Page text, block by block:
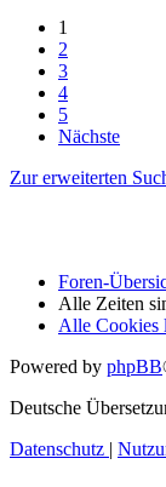
1
2
3
4
5
Nächste
Zur erweiterten
Foren-
Alle Zeiten
Alle Cookies
Powered by phpBB
Deutsche
Datenschutz